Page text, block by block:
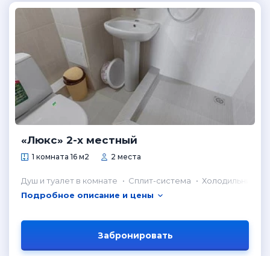
«Люкс» 2-х местный
1 комната 16 м2 2 места
Душ и туалет в комнате Сплит-система
Холодильник в
Подробное описание и цены
Забронировать